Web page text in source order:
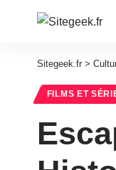
Sitegeek.fr >
FILMS ET